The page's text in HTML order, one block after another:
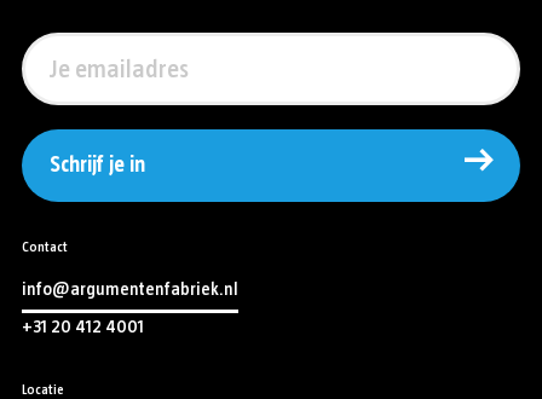
Schrijf je in
Contact
info@argumentenfabriek.nl
+31 20 412 4001
Locatie